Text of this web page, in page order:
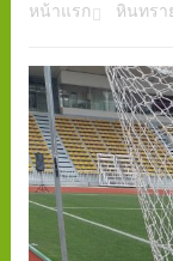
หน้าแรก หินทรา